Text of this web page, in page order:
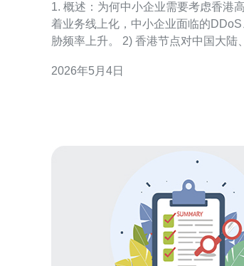
1. 概述：为何中小企业需要考虑香港
着业务线上化，中小企业面临的
胁频率上升。 2) 香港节点对中国大陆
器集成了大带宽并入清洗能力，能在攻
2026年5月4日